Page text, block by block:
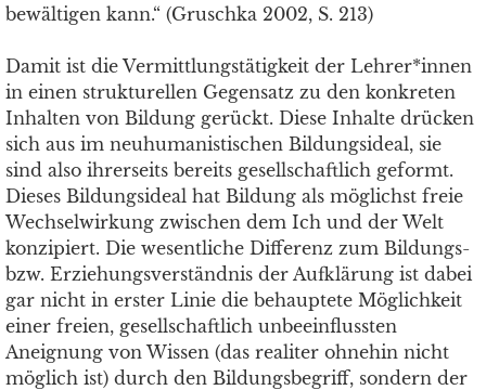
bewältigen kann.“ (Gruschka 2002, S. 213)
Damit ist die Vermittlungstätigkeit der Lehrer*innen
in einen strukturellen Gegensatz zu den konkreten
Inhalten von Bildung gerückt. Diese Inhalte drücken
sich aus im neuhumanistischen Bildungsideal, sie
sind also ihrerseits bereits gesellschaftlich geformt.
Dieses Bildungsideal hat Bildung als möglichst freie
Wechselwirkung zwischen dem Ich und der Welt
konzipiert. Die wesentliche Differenz zum Bildungs-
bzw. Erziehungsverständnis der Aufklärung ist dabei
gar nicht in erster Linie die behauptete Möglichkeit
einer freien, gesellschaftlich unbeeinflussten
Aneignung von Wissen (das realiter ohnehin nicht
möglich ist) durch den Bildungsbegriff, sondern der